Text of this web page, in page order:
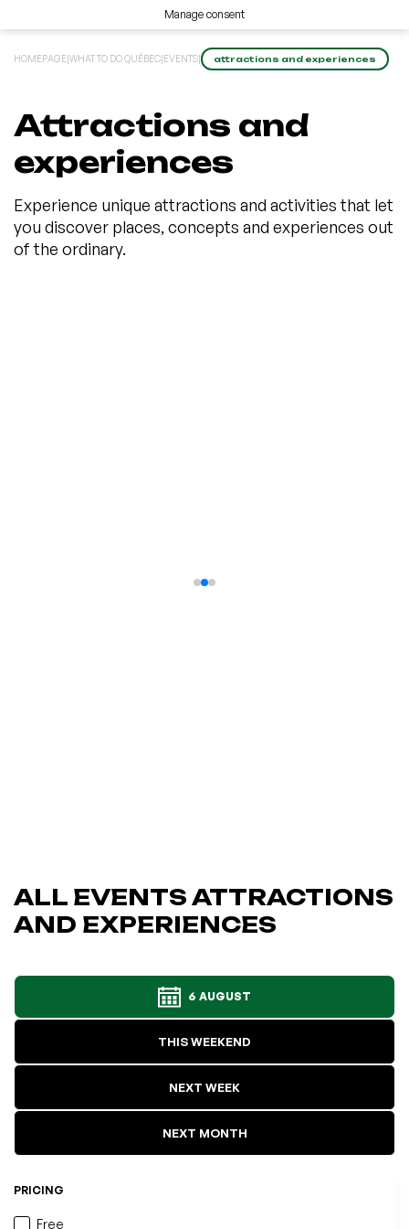
Manage consent
HOMEPAGE|WHAT TO DO QUÉBEC|EVENTS| attractions and experiences
Attractions and
experiences
Experience unique attractions and activities that let
you discover places, concepts and experiences out
of the ordinary.
ALL EVENTS ATTRACTIONS
AND EXPERIENCES
6 AUGUST
THIS WEEKEND
NEXT WEEK
NEXT MONTH
PRICING
Free